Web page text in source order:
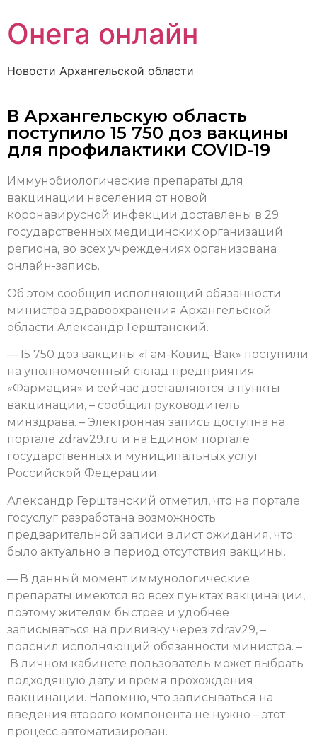
Онега онлайн
Новости Архангельской области
В Архангельскую область
поступило 15 750 доз вакцины
для профилактики COVID-19
Иммунобиологические препараты для
вакцинации населения от новой
коронавирусной инфекции доставлены в 29
государственных медицинских организаций
региона, во всех учреждениях организована
онлайн-запись.
Об этом сообщил исполняющий обязанности
министра здравоохранения Архангельской
области Александр Герштанский.
— 15 750 доз вакцины «Гам-Ковид-Вак» поступили
на уполномоченный склад предприятия
«Фармация» и сейчас доставляются в пункты
вакцинации, – сообщил руководитель
минздрава. – Электронная запись доступна на
портале zdrav29.ru и на Едином портале
государственных и муниципальных услуг
Российской Федерации.
Александр Герштанский отметил, что на портале
госуслуг разработана возможность
предварительной записи в лист ожидания, что
было актуально в период отсутствия вакцины.
— В данный момент иммунологические
препараты имеются во всех пунктах вакцинации,
поэтому жителям быстрее и удобнее
записываться на прививку через zdrav29, –
пояснил исполняющий обязанности министра. –
В личном кабинете пользователь может выбрать
подходящую дату и время прохождения
вакцинации. Напомню, что записываться на
введения второго компонента не нужно – этот
процесс автоматизирован.